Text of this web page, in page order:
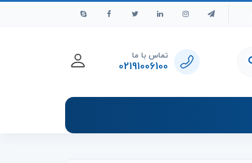
تماس با ما
02191006100